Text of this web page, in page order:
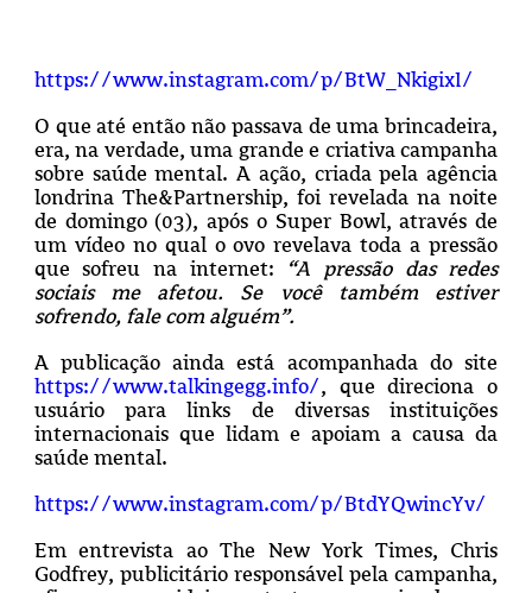
https://www.instagram.com/p/BtW_NkigixI/
O que até então não passava de uma brincadeira,
era, na verdade, uma grande e criativa campanha
sobre saúde mental. A ação, criada pela agência
londrina The&Partnership, foi revelada na noite
de domingo (03), após o Super Bowl, através de
um vídeo no qual o ovo revelava toda a pressão
que sofreu na internet:
“A pressão das redes
sociais me afetou. Se você também estiver
sofrendo, fale com alguém”.
A publicação ainda está acompanhada do site
https://www.talkingegg.info/, que direciona o
usuário para links de diversas instituições
internacionais que lidam e apoiam a causa da
saúde mental.
https://www.instagram.com/p/BtdYQwincYv/
Em entrevista ao The New York Times, Chris
Godfrey, publicitário responsável pela campanha,